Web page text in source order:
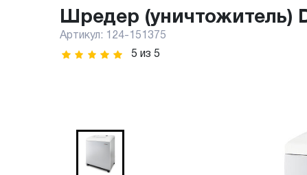
Шредер (уничтожитель)
Артикул:
124-151375
5 из 5